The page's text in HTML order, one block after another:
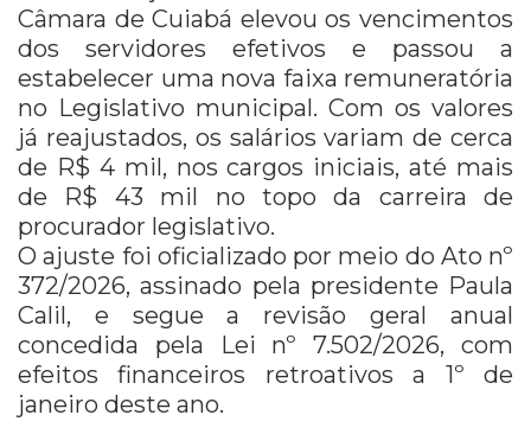
Câmara de Cuiabá elevou os vencimentos
dos servidores efetivos e passou a
estabelecer uma nova faixa remuneratória
no Legislativo municipal. Com os valores
já reajustados, os salários variam de cerca
de R$ 4 mil, nos cargos iniciais, até mais
de R$ 43 mil no topo da carreira de
procurador legislativo.
O ajuste foi oficializado por meio do Ato nº
372/2026, assinado pela presidente Paula
Calil, e segue a revisão geral anual
concedida pela Lei nº 7.502/2026, com
efeitos financeiros retroativos a 1º de
janeiro deste ano.